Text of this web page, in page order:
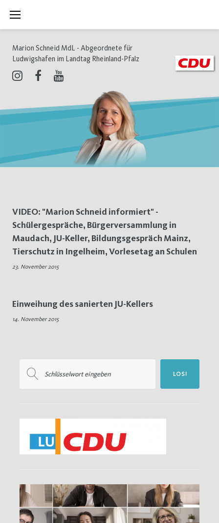
Inhalt
Marion Schneid MdL - Abgeordnete für
Ludwigshafen im Landtag Rheinland-Pfalz
Schlagwort:
JU-
Keller
VIDEO: "Marion Schneid informiert" -
Schülergespräche, Bürgerversammlung in
Maudach, JU-Keller, Bildungsgespräch Mainz,
Tierschutz in Ingelheim, Vorlesetag an Schulen
23. November 2015
Einweihung des sanierten JU-Kellers
14. November 2015
nach:
LOS!